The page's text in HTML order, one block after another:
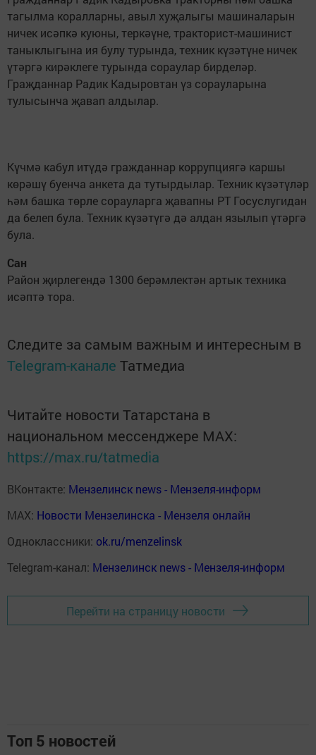
тагылма коралларны, авыл хуҗалыгы машиналарын
ничек исәпкә куюны, теркәүне, тракторист-машинист
таныклыгына ия булу турында, техник күзәтүне ничек
үтәргә кирәклеге турында сораулар бирделәр.
Граҗданнар Радик Кадыровтан үз сорауларына
тулысынча җавап алдылар.
Күчмә кабул итүдә гражданнар коррупциягә каршы
көрәшү буенча анкета да тутырдылар. Техник күзәтүләр
һәм башка төрле сорауларга җавапны РТ Госуслугидан
да белеп була. Техник күзәтүгә дә алдан язылып үтәргә
була.
Сан
Район җирлегендә 1300 берәмлектән артык техника
исәптә тора.
Следите за самым важным и интересным в
Telegram-канале Татмедиа
Читайте новости Татарстана в
национальном мессенджере MАХ:
https://max.ru/tatmedia
ВКонтакте: Мензелинск news - Мензеля-информ
MAX: Новости Мензелинска - Мензеля онлайн
Одноклассники: ok.ru/menzelinsk
Telegram-канал: Мензелинск news - Мензеля-информ
Перейти на страницу новости
Топ 5 новостей